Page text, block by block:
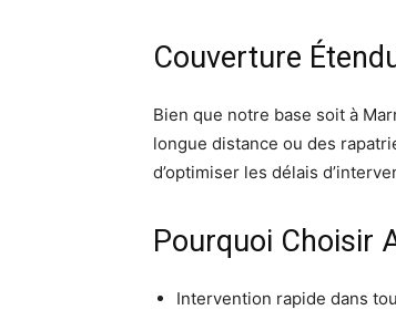
Couverture
Bien que notre base soit à
longue distance ou des
d’optimiser les délais
Pourquoi Choisir
Intervention rapide dans